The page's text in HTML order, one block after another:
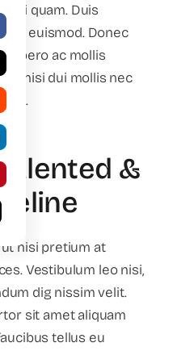
mi quam. Duis
euismod. Donec
libero ac mollis
nisi dui mollis nec
&
nisi pretium at
Vestibulum leo nisi,
dig nissim velit.
sit amet aliquam
tellus eu